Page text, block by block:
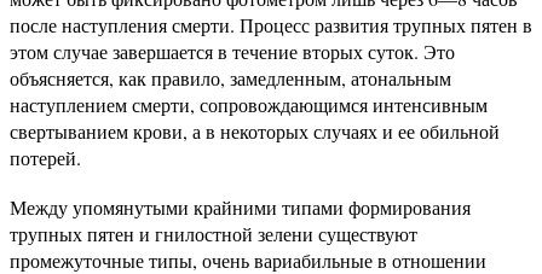
после наступления смерти. Процесс развития трупных пятен в
этом случае завершается в течение вторых суток. Это
объясняется, как правило, замедленным, атональным
наступлением смерти, сопровождающимся интенсивным
свертыванием крови, а в некоторых случаях и ее обильной
потерей.
Между упомянутыми крайними типами формирования
трупных пятен и гнилостной зелени существуют
промежуточные типы, очень вариабильные в отношении